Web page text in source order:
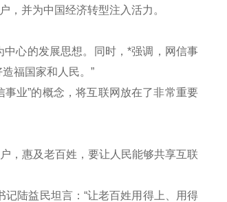
，并为中国经济转型注入活力。
心的发展思想。同时，*强调，网信事
福国家和人民。”
业”的概念，将互联网放在了非常重要
惠及老百姓，要让人民能够共享互联
陆益民坦言：“让老百姓用得上、用得